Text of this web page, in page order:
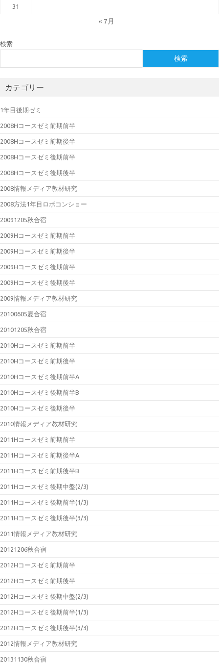
31
« 7月
検索
検索
カテゴリー
1年目後期ゼミ
2008Hコースゼミ前期前半
2008Hコースゼミ前期後半
2008Hコースゼミ後期前半
2008Hコースゼミ後期後半
2008情報メディア教材研究
2008方法1年目ロボコンショー
20091205秋合宿
2009Hコースゼミ前期前半
2009Hコースゼミ前期後半
2009Hコースゼミ後期前半
2009Hコースゼミ後期後半
2009情報メディア教材研究
20100605夏合宿
20101205秋合宿
2010Hコースゼミ前期前半
2010Hコースゼミ前期後半
2010Hコースゼミ後期前半A
2010Hコースゼミ後期前半B
2010Hコースゼミ後期後半
2010情報メディア教材研究
2011Hコースゼミ前期前半
2011Hコースゼミ前期後半A
2011Hコースゼミ前期後半B
2011Hコースゼミ後期中盤(2/3)
2011Hコースゼミ後期前半(1/3)
2011Hコースゼミ後期後半(3/3)
2011情報メディア教材研究
20121206秋合宿
2012Hコースゼミ前期前半
2012Hコースゼミ前期後半
2012Hコースゼミ後期中盤(2/3)
2012Hコースゼミ後期前半(1/3)
2012Hコースゼミ後期後半(3/3)
2012情報メディア教材研究
20131130秋合宿